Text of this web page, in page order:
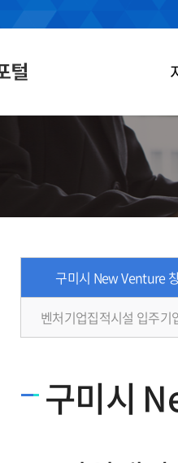
구미시 New Venture
벤처기업집적시설 입주기
구미시